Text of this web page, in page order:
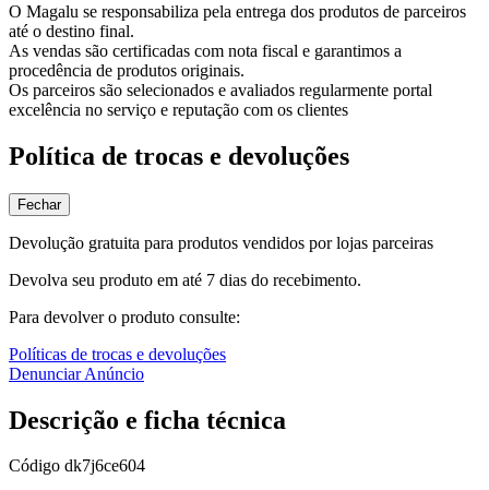
O Magalu se responsabiliza pela entrega dos produtos de parceiros
até o destino final.
As vendas são certificadas com nota fiscal e garantimos a
procedência de produtos originais.
Os parceiros são selecionados e avaliados regularmente portal
excelência no serviço e reputação com os clientes
Política de trocas e devoluções
Fechar
Devolução gratuita para produtos vendidos por lojas parceiras
Devolva seu produto em até 7 dias do recebimento.
Para devolver o produto consulte:
Políticas de trocas e devoluções
Denunciar Anúncio
Descrição e ficha técnica
Código dk7j6ce604